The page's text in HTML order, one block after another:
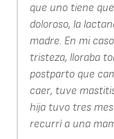
que uno tiene
doloroso, la
madre. En mi
tristeza, lloraba
postparto que
caer, tuve
hija tuvo tres
recurrì a una